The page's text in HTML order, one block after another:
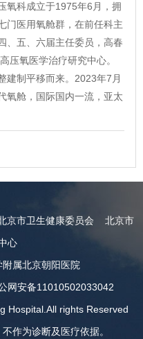
氧科成立于1975年6月，拥
门医用氧舱群，在前任科主
、五、六届主任委员，高春
压氧医学治疗研究中心。
建制平移而来。2023年7月
氧舱，国际国内一流，亚太
京市卫生健康委员会
北京市
心
属北京朝阳医院
网安备11010502033042
Hospital.All rights Reserved
作为诊断及医疗依据。